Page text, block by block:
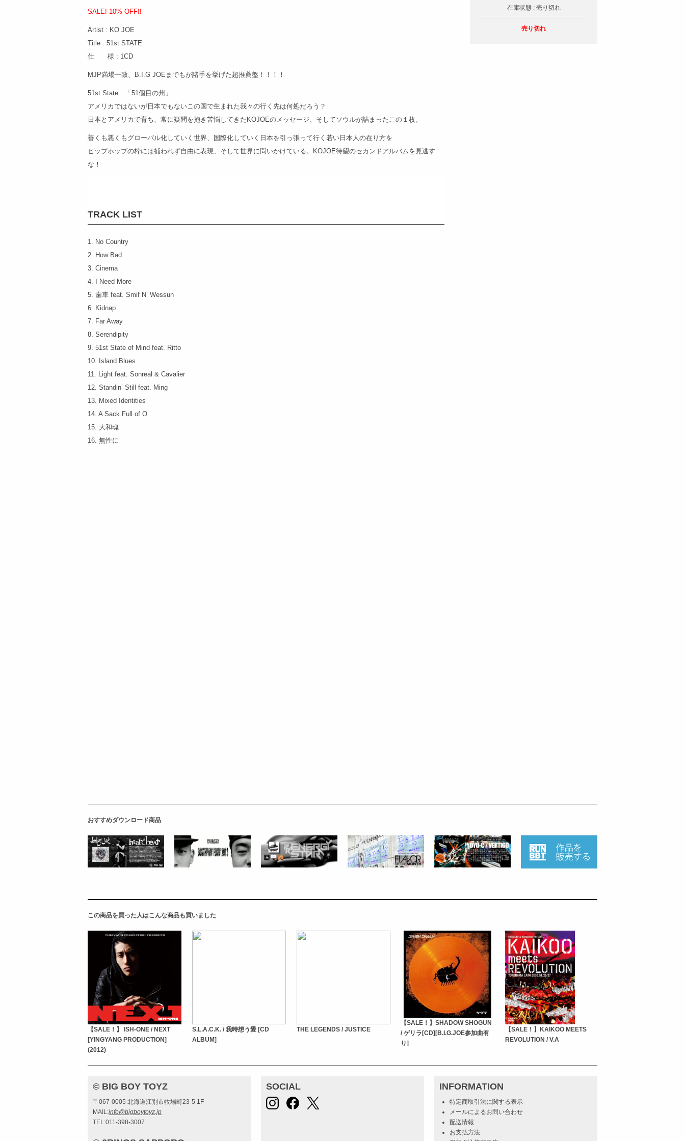
在庫状態 : 売り切れ
売り切れ
SALE! 10% OFF!!
Artist : KO JOE
Title : 51st STATE
仕 様 : 1CD
MJP満場一致、B.I.G JOEまでもが諸手を挙げた超推薦盤！！！！
51st State…「51個目の州」
アメリカではないが日本でもないこの国で生まれた我々の行く先は何処だろう？
日本とアメリカで育ち、常に疑問を抱き苦悩してきたKOJOEのメッセージ、そしてソウルが詰まったこの１枚。
善くも悪くもグローバル化していく世界、国際化していく日本を引っ張って行く若い日本人の在り方を
ヒップホップの枠には捕われず自由に表現、そして世界に問いかけている。KOJOE待望のセカンドアルバムを見逃す
な！
TRACK LIST
1. No Country
2. How Bad
3. Cinema
4. I Need More
5. 歯車 feat. Smif N’ Wessun
6. Kidnap
7. Far Away
8. Serendipity
9. 51st State of Mind feat. Ritto
10. Island Blues
11. Light feat. Sonreal & Cavalier
12. Standin’ Still feat. Ming
13. Mixed Identities
14. A Sack Full of O
15. 大和魂
16. 無性に
おすすめダウンロード商品
この商品を買った人はこんな商品も買いました
【SALE！】 ISH-ONE / NEXT
[YINGYANG PRODUCTION]
(2012)
S.L.A.C.K. / 我時想う愛 [CD
ALBUM]
THE LEGENDS / JUSTICE
【SALE！】SHADOW SHOGUN
/ ゲリラ[CD][B.I.G.JOE参加曲有
り]
【SALE！】KAIKOO MEETS
REVOLUTION / V.A
© BIG BOY TOYZ
〒067-0005 北海道江別市牧場町23-5 1F
MAIL:info@bigboytoyz.jp
TEL:011-398-3007
SOCIAL INFORMATION
特定商取引法に関する表示
メールによるお問い合わせ
配送情報
お支払方法